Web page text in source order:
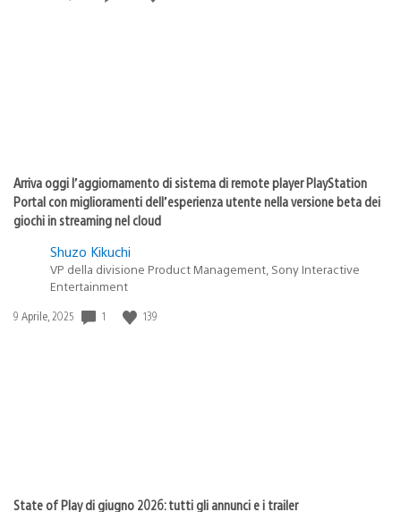
Arriva oggi l’aggiornamento di sistema di remote player PlayStation
Portal con miglioramenti dell’esperienza utente nella versione beta dei
giochi in streaming nel cloud
Shuzo Kikuchi
VP della divisione Product Management, Sony Interactive
Entertainment
Data
9 Aprile, 2025 1 139
State of Play di giugno 2026: tutti gli annunci e i trailer